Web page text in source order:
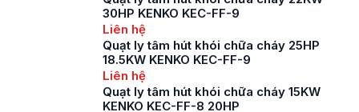
30HP KENKO KEC-FF-9
Liên hệ
Quạt ly tâm hút khói chữa cháy 25HP
18.5KW KENKO KEC-FF-9
Liên hệ
Quạt ly tâm hút khói chữa cháy 15KW
KENKO KEC-FF-8 20HP